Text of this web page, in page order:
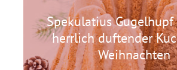
Spekulatius Gugelhupf
herrlich duftender
Weihnachten